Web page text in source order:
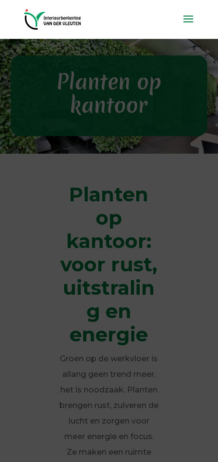
Planten op
kantoor
Planten
op
kantoor:
voor rust,
uitstralin
g en
energie
Groen op de werkvloer is
allang geen trend meer,
het is noodzaak. Planten
brengen rust, zuiveren de
lucht en zorgen voor
meer energie en focus.
Ze maken een ruimte